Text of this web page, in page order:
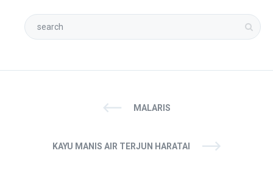
MALARIS
KAYU MANIS AIR TERJUN HARATAI